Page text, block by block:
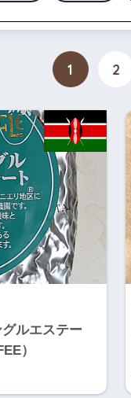
1 2
ルエステー
）